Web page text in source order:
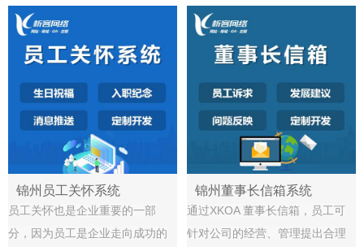
案工作从此简单,高效,智能,安
全。
来下属的工作进展如何，是否完
成了每周工作计划？ 下属每月目
标任务完成情况，存在哪些问
题，该如何考评？
锦州员工关怀系统
员工关怀也是企业重要的一部
分，因为员工是企业走向成功的
锦州董事长信箱系统
通过XKOA 董事长信箱，员工可
针对公司的经营、管理提出合理